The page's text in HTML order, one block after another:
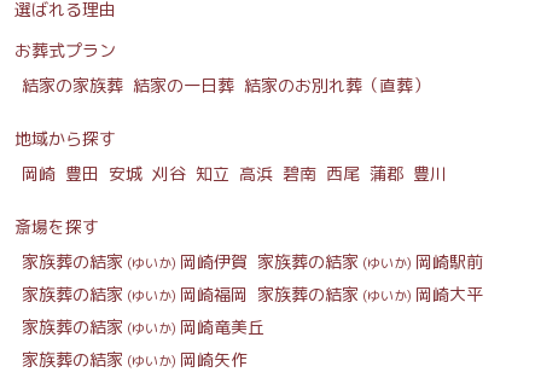
選ばれる理由
お葬式プラン
結家の家族葬 結家の一日葬 結家のお別れ葬（直葬）
地域から探す
岡崎 豊田 安城 刈谷 知立 高浜 碧南 西尾 蒲郡 豊川
斎場を探す
家族葬の結家 (ゆいか) 岡崎伊賀 家族葬の結家 (ゆいか) 岡崎駅前
家族葬の結家 (ゆいか) 岡崎福岡 家族葬の結家 (ゆいか) 岡崎大平
家族葬の結家 (ゆいか) 岡崎竜美丘
家族葬の結家 (ゆいか) 岡崎矢作